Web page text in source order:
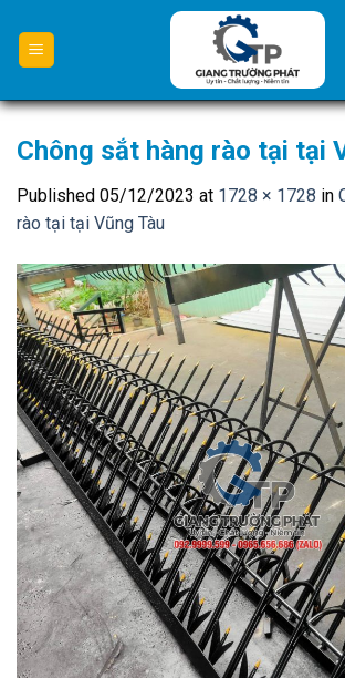
content
Chông sắt hàng rào tại tại
Published 05/12/2023 at 1728 × 1728 in
rào tại tại Vũng Tàu